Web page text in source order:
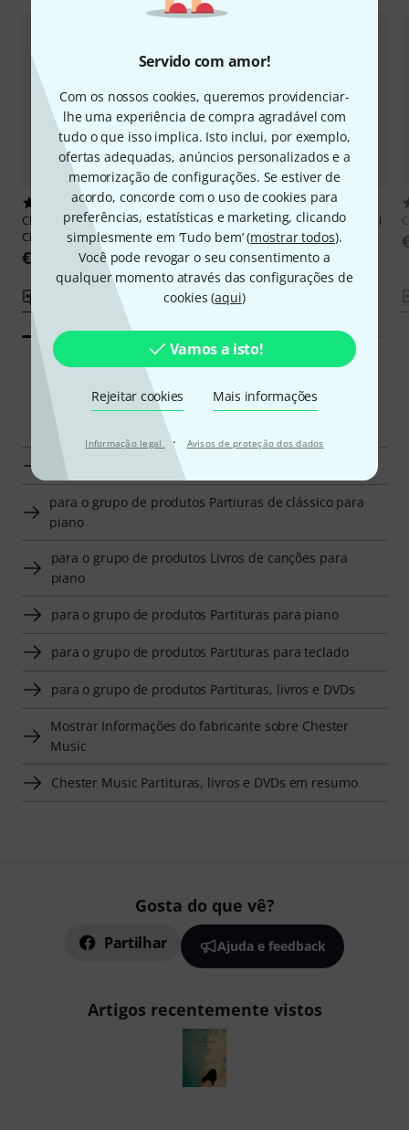
Servido com amor!
Com os nossos cookies, queremos providenciar-
lhe uma experiência de compra agradável com
tudo o que isso implica. Isto inclui, por exemplo,
ofertas adequadas, anúncios personalizados e a
memorização de configurações. Se estiver de
acordo, concorde com o uso de cookies para
preferências, estatísticas e marketing, clicando
simplesmente em ‘Tudo bem’ (mostrar todos).
Você pode revogar o seu consentimento a
qualquer momento através das configurações de
cookies (aqui)
Vamos a isto!
Rejeitar cookies Mais informações
Informação legal · Avisos de proteção dos dados
1
Chester MusicLudovico Einaudi
Cinema
€ 21,30
3
Chester MusicLudovico Einaudi
Film Music
€ 30
Comparar
Navegador inteligente
Indicar Chester Music Livros de canções para piano
para o grupo de produtos Partiuras de clássico para
piano
para o grupo de produtos Livros de canções para
piano
para o grupo de produtos Partituras para piano
para o grupo de produtos Partituras para teclado
para o grupo de produtos Partituras, livros e DVDs
Mostrar Informações do fabricante sobre Chester
Music
Chester Music Partituras, livros e DVDs em resumo
Gosta do que vê?
Partilhar Ajuda e feedback
Artigos recentemente vistos